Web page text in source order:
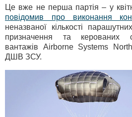
Це вже не перша партія – у
повідомив про виконання
неназваної кількості
призначення та керованих
вантажів Airborne Systems
ДШВ ЗСУ.